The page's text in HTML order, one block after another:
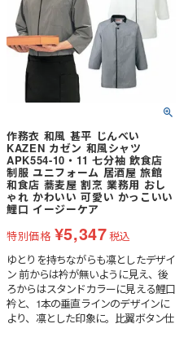
作務衣 和風 甚平 じんべい
KAZEN カゼン 和風シャツ
APK554-10・11 七分袖 飲食店
制服 ユニフォーム 居酒屋 旅館
和食店 蕎麦屋 割烹 業務用 おし
ゃれ かわいい 可愛い かっこいい
鯉口 イージーケア
特別価格 ¥5,347税込
ゆとりを持ちながらも凛としたデザイ
ン 前からは衿が無いように見え、後
ろからはスタンドカラーに見える鯉口
衿と、1本の垂直ラインのデザインに
より、凛とした印象に。比翼ボタン仕